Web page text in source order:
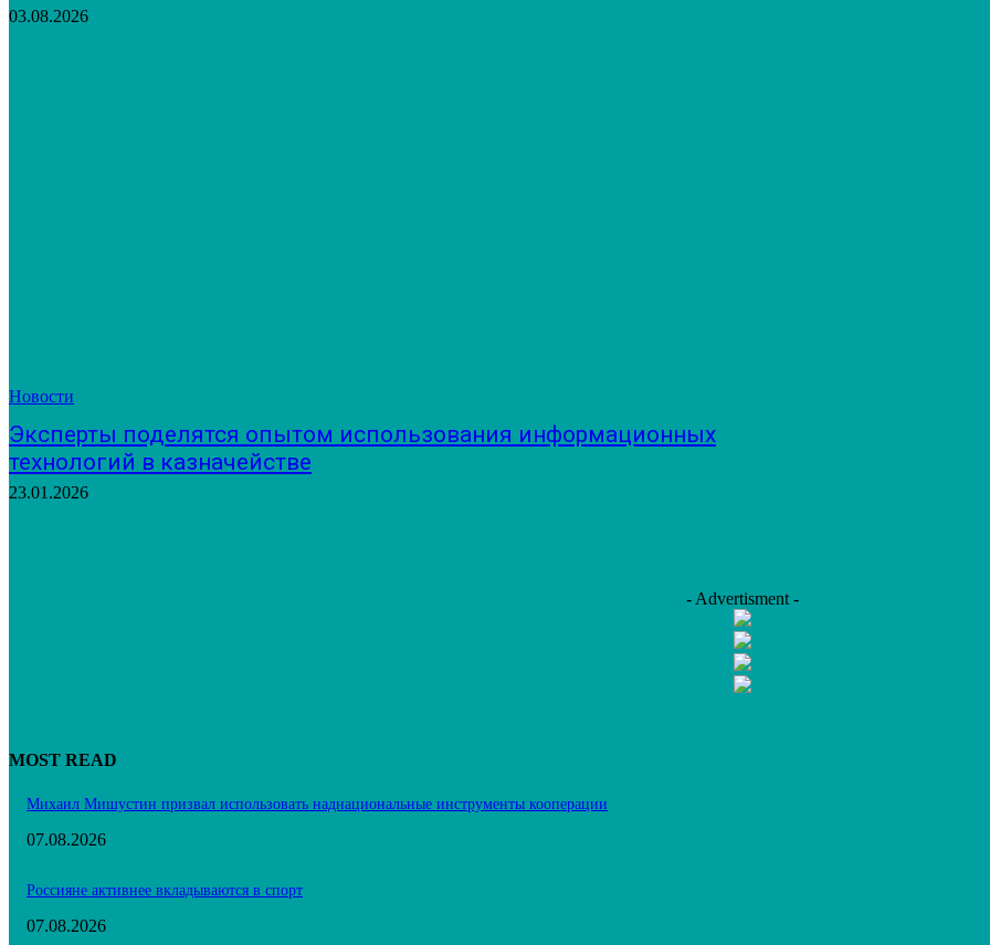
03.08.2026
Новости
Эксперты поделятся опытом использования информационных
технологий в казначействе
23.01.2026
- Advertisment -
MOST READ
Михаил Мишустин призвал использовать наднациональные инструменты кооперации
07.08.2026
Россияне активнее вкладываются в спорт
07.08.2026